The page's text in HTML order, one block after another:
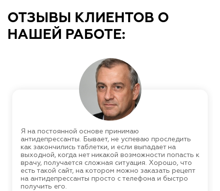
ОТЗЫВЫ КЛИЕНТОВ О
НАШЕЙ РАБОТЕ:
Я на постоянной основе принимаю
антидепрессанты. Бывает, не успеваю проследить
как закончились таблетки, и если выпадает на
выходной, когда нет никакой возможности попасть к
врачу, получается сложная ситуация. Хорошо, что
есть такой сайт, на котором можно заказать рецепт
на антидепрессанты просто с телефона и быстро
получить его.